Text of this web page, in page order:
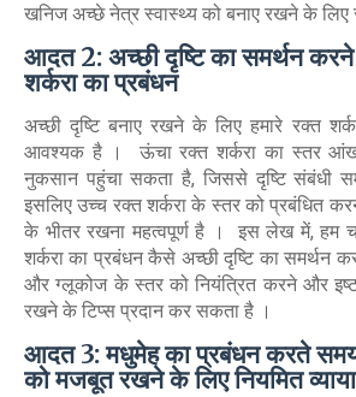
खनिज अच्छे नेत्र स्वास्थ्य को बनाए रखने के लिए
आदत 2: अच्छी दृष्टि का समर्थन
शर्करा का प्रबंधन
अच्छी दृष्टि बनाए रखने के लिए हमारे रक्त
आवश्यक है । ऊंचा रक्त शर्करा का स्तर
नुकसान पहुंचा सकता है, जिससे दृष्टि संबंधी
इसलिए उच्च रक्त शर्करा के स्तर को प्रबंधित
के भीतर रखना महत्वपूर्ण है । इस लेख में, हम
शर्करा का प्रबंधन कैसे अच्छी दृष्टि का समर्थन
और ग्लूकोज के स्तर को नियंत्रित करने और
रखने के टिप्स प्रदान कर सकता है ।
आदत 3: मधुमेह का प्रबंधन करते
को मजबूत रखने के लिए नियमित